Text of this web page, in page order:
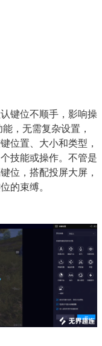
键位不顺手，影响操
，无需复杂设置，
位置、大小和类型，
技能或操作。不管是
位，搭配投屏大屏，
的束缚。